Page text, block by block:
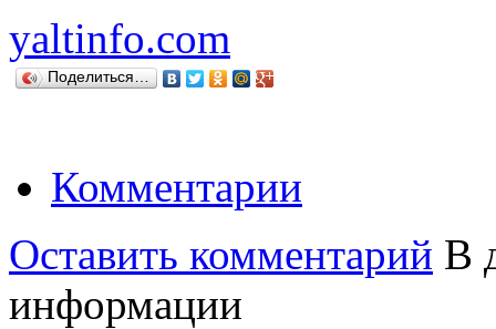
yaltinfo.com
Поделиться…
Комментарии
Оставить комментарий В
информации